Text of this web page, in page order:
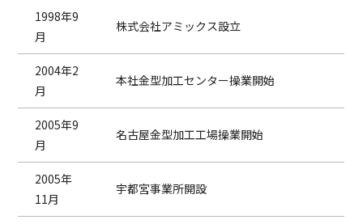
1998年9
月
株式会社アミックス設立
2004年2
月
本社金型加工センター操業開始
2005年9
月
名古屋金型加工工場操業開始
2005年
11月
宇都宮事業所開設